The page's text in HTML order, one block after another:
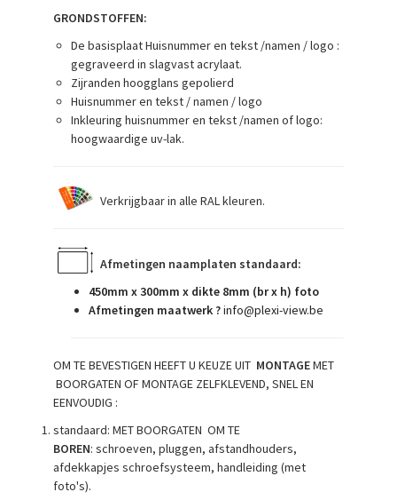
GRONDSTOFFEN:
De basisplaat Huisnummer en tekst /namen / logo :
gegraveerd in slagvast acrylaat.
Zijranden hoogglans gepolierd
Huisnummer en tekst / namen / logo
Inkleuring huisnummer en tekst /namen of logo:
hoogwaardige uv-lak.
Verkrijgbaar in alle RAL kleuren.
Afmetingen naamplaten standaard:
450mm x 300mm x dikte 8mm (br x h) foto
Afmetingen maatwerk ?info@plexi-view.be
OM TE BEVESTIGEN HEEFT U KEUZE UIT MONTAGEMET
BOORGATEN OF MONTAGE ZELFKLEVEND, SNEL EN
EENVOUDIG :
standaard: MET BOORGATEN OM TE
BOREN: schroeven, pluggen, afstandhouders,
afdekkapjes schroefsysteem, handleiding (met
foto's).